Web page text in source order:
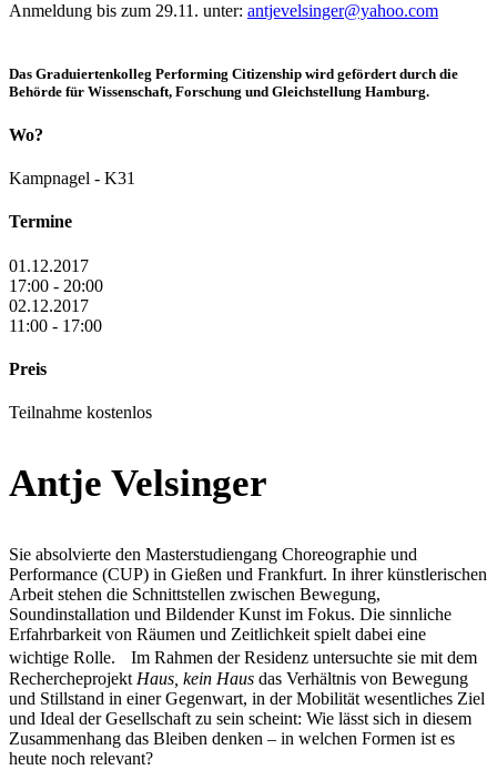
Anmeldung bis zum 29.11. unter: antjevelsinger@yahoo.com
Das Graduiertenkolleg Performing Citizenship wird gefördert durch die
Behörde für Wissenschaft, Forschung und Gleichstellung Hamburg.
Wo?
Kampnagel - K31
Termine
01.12.2017
17:00 - 20:00
02.12.2017
11:00 - 17:00
Preis
Teilnahme kostenlos
Antje Velsinger
Sie absolvierte den Masterstudiengang Choreographie und
Performance (CUP) in Gießen und Frankfurt. In ihrer künstlerischen
Arbeit stehen die Schnittstellen zwischen Bewegung,
Soundinstallation und Bildender Kunst im Fokus. Die sinnliche
Erfahrbarkeit von Räumen und Zeitlichkeit spielt dabei eine
wichtige Rolle. Im Rahmen der Residenz untersuchte sie mit dem
Rechercheprojekt Haus, kein Haus das Verhältnis von Bewegung
und Stillstand in einer Gegenwart, in der Mobilität wesentliches Ziel
und Ideal der Gesellschaft zu sein scheint: Wie lässt sich in diesem
Zusammenhang das Bleiben denken – in welchen Formen ist es
heute noch relevant?